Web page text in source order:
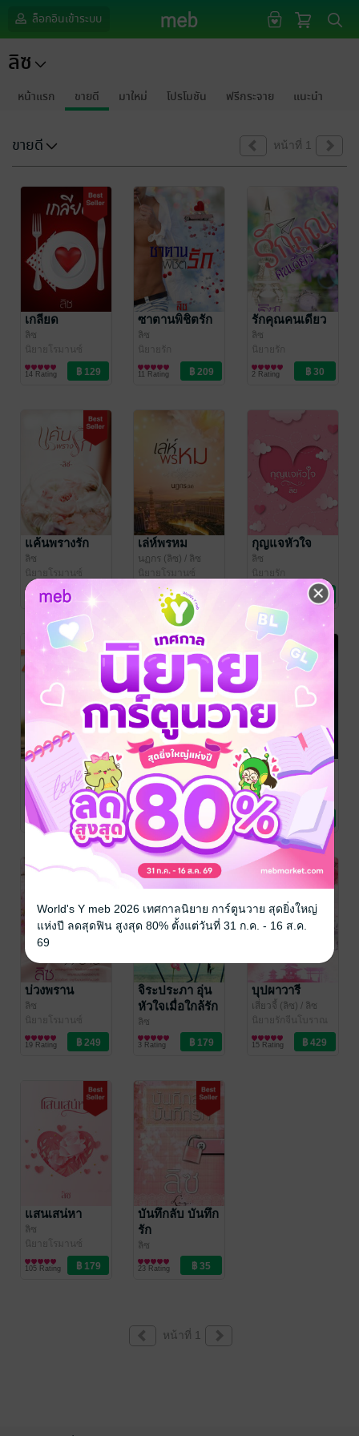
ล็อกอินเข้าระบบ
ลิซ
หน้าแรก ขายดี มาใหม่ โปรโมชัน ฟรีกระจาย แนะนำ
ขายดี หน้าที่ 1
เกลียด
ลิซ
นิยายโรมานซ์
14 Rating
ซาตานพิชิตรัก
ลิซ
นิยายรัก
11 Rating
รักคุณคนเดียว
ลิซ
นิยายรัก
2 Rating
แค้นพรางรัก
ลิซ
นิยายโรมานซ์
4 Rating
เล่ห์พรหม
นฏกร (ลิซ) / ลิซ
นิยายโรมานซ์
7 Rating
กุญแจหัวใจ
ลิซ
นิยายรัก
2 Rating
เจนจิรา อุ่น
หัวใจเมื่อใกล้รัก
ลิซ
นิยายรัก
2 Rating
สิงห์
ลิซ
นิยายโรมานซ์
7 Rating
แพรทับทิม
ลิซ
นิยายโรมานซ์
18 Rating
บ่วงพราน
ลิซ
นิยายโรมานซ์
19 Rating
จิระประภา อุ่น
หัวใจเมื่อใกล้รัก
ลิซ
นิยายรัก
3 Rating
บุปผาวารี
เสี่ยวจี้ (ลิซ) / ลิซ
นิยายรักจีนโบราณ
15 Rating
แสนเสน่หา
ลิซ
นิยายโรมานซ์
105 Rating
บันทึกลับ บันทึก
รัก
ลิซ
นิยายรัก
23 Rating
หน้าที่ 1
World's Y meb 2026 เทศกาลนิยาย การ์ตูนวาย สุดยิ่งใหญ่
แห่งปี ลดสุดฟิน สูงสุด 80% ตั้งแต่วันที่ 31 ก.ค. - 16 ส.ค.
69